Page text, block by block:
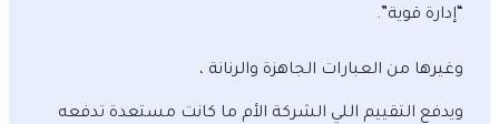
“إدارة قوية”.
وغيرها من العبارات الجاهزة والرنانة ،
ويدفع التقييم اللي الشركة الأم ما كانت مستعدة تدفعه